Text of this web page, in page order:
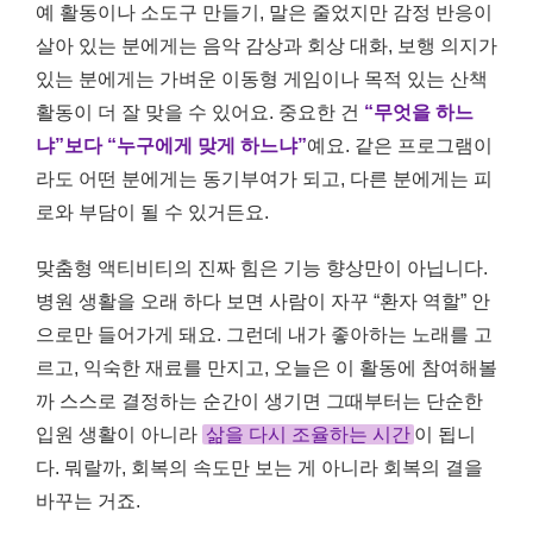
예 활동이나 소도구 만들기, 말은 줄었지만 감정 반응이
살아 있는 분에게는 음악 감상과 회상 대화, 보행 의지가
있는 분에게는 가벼운 이동형 게임이나 목적 있는 산책
활동이 더 잘 맞을 수 있어요. 중요한 건 “무엇을 하느
냐”보다 “누구에게 맞게 하느냐”예요. 같은 프로그램이
라도 어떤 분에게는 동기부여가 되고, 다른 분에게는 피
로와 부담이 될 수 있거든요.
맞춤형 액티비티의 진짜 힘은 기능 향상만이 아닙니다.
병원 생활을 오래 하다 보면 사람이 자꾸 “환자 역할” 안
으로만 들어가게 돼요. 그런데 내가 좋아하는 노래를 고
르고, 익숙한 재료를 만지고, 오늘은 이 활동에 참여해볼
까 스스로 결정하는 순간이 생기면 그때부터는 단순한
입원 생활이 아니라 삶을 다시 조율하는 시간 이 됩니
다. 뭐랄까, 회복의 속도만 보는 게 아니라 회복의 결을
바꾸는 거죠.